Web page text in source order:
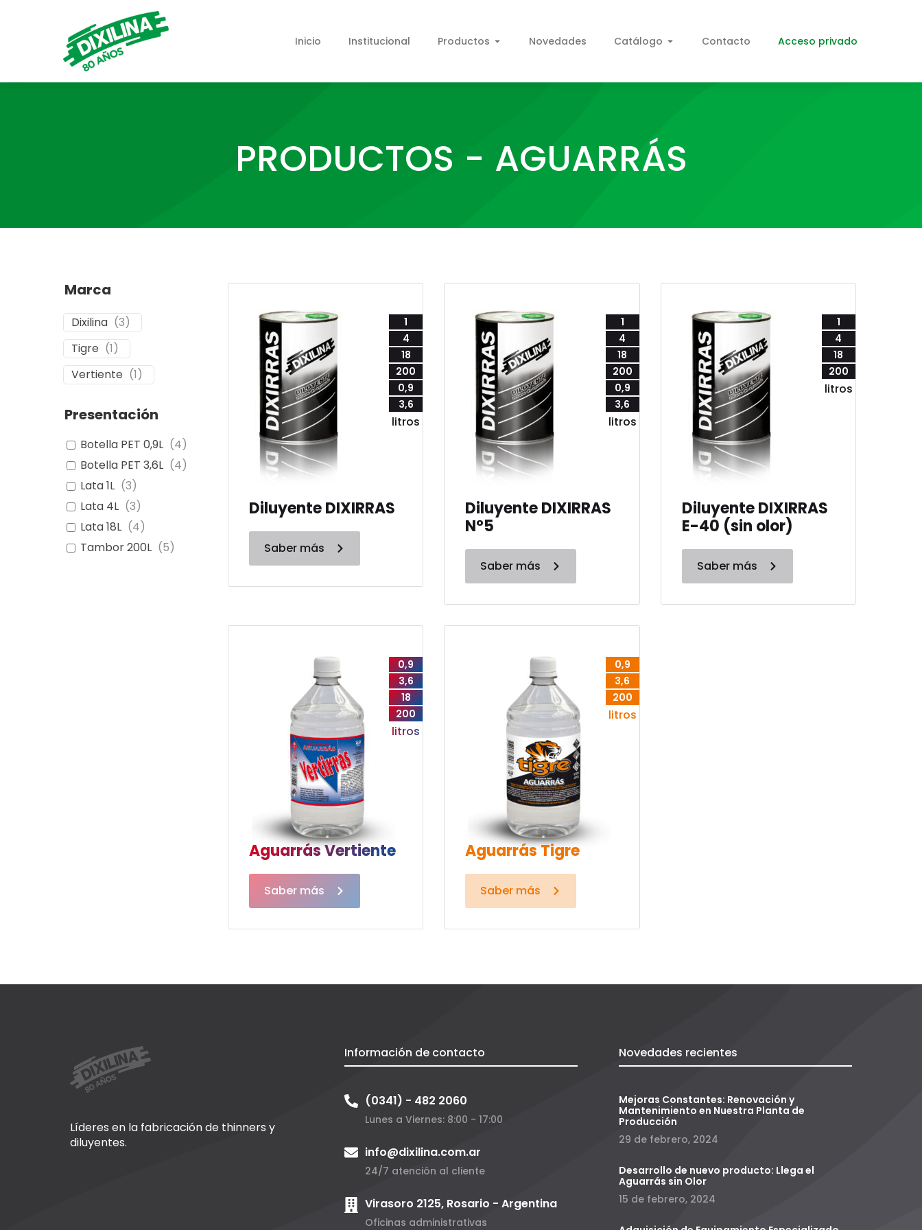
Inicio Institucional Productos Novedades Catálogo Contacto Acceso privado
PRODUCTOS - AGUARRÁS
Marca
Dixilina (3)
Tigre (1)
Vertiente (1)
Presentación
Botella PET 0,9L (4)
Botella PET 3,6L (4)
Lata 1L (3)
Lata 4L (3)
Lata 18L (4)
Tambor 200L (5)
1
4
18
200
0,9
3,6
litros
Diluyente DIXIRRAS
Saber más
1
4
18
200
0,9
3,6
litros
Diluyente DIXIRRAS
N°5
Saber más
1
4
18
200
litros
Diluyente DIXIRRAS
E-40 (sin olor)
Saber más
0,9
3,6
18
200
litros
Aguarrás Vertiente
Saber más
0,9
3,6
200
litros
Aguarrás Tigre
Saber más
Líderes en la fabricación de thinners y
diluyentes.
Información de contacto
(0341) - 482 2060
Lunes a Viernes: 8:00 - 17:00
info@dixilina.com.ar
24/7 atención al cliente
Virasoro 2125, Rosario - Argentina
Oficinas administrativas
Novedades recientes
Mejoras Constantes: Renovación y
Mantenimiento en Nuestra Planta de
Producción
29 de febrero, 2024
Desarrollo de nuevo producto: Llega el
Aguarrás sin Olor
15 de febrero, 2024